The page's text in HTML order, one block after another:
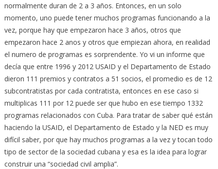
normalmente duran de 2 a 3 años. Entonces, en un solo
momento, uno puede tener muchos programas funcionando a la
vez, porque hay que empezaron hace 3 años, otros que
empezaron hace 2 anos y otros que empiezan ahora, en realidad
el numero de programas es sorprendente. Yo vi un informe que
decía que entre 1996 y 2012 USAID y el Departamento de Estado
dieron 111 premios y contratos a 51 socios, el promedio es de 12
subcontratistas por cada contratista, entonces en ese caso si
multiplicas 111 por 12 puede ser que hubo en ese tiempo 1332
programas relacionados con Cuba. Para tratar de saber qué están
haciendo la USAID, el Departamento de Estado y la NED es muy
difícil saber, por que hay muchos programas a la vez y tocan todo
tipo de sector de la sociedad cubana y esa es la idea para lograr
construir una “sociedad civil amplia”.